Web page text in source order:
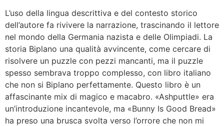
L’uso della lingua descrittiva e del contesto storico
dell’autore fa rivivere la narrazione, trascinando il lettore
nel mondo della Germania nazista e delle Olimpiadi. La
storia Biplano una qualità avvincente, come cercare di
risolvere un puzzle con pezzi mancanti, ma il puzzle
spesso sembrava troppo complesso, con libro italiano
che non si Biplano perfettamente. Questo libro è un
affascinante mix di magico e macabro. «Ashputtle» era
un’introduzione incantevole, ma «Bunny Is Good Bread»
ha preso una brusca svolta verso l’orrore che non mi